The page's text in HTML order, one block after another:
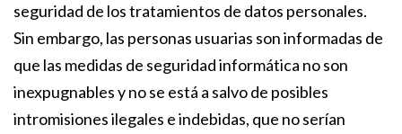
seguridad de los tratamientos de datos personales.
Sin embargo, las personas usuarias son informadas de
que las medidas de seguridad informática no son
inexpugnables y no se está a salvo de posibles
intromisiones ilegales e indebidas, que no serían